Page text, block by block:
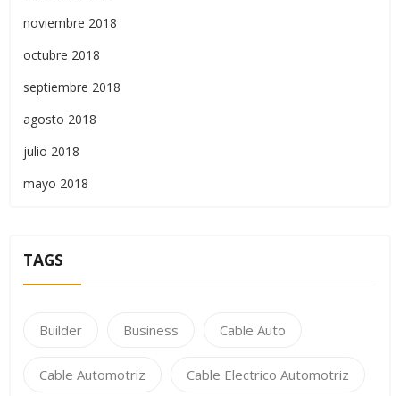
noviembre 2018
octubre 2018
septiembre 2018
agosto 2018
julio 2018
mayo 2018
TAGS
Builder Business Cable Auto
Cable Automotriz Cable Electrico Automotriz